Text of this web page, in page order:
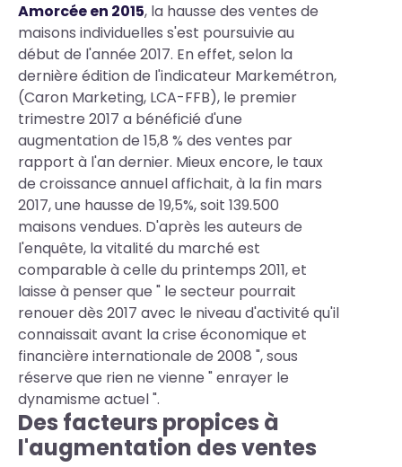
Amorcée en 2015, la hausse des ventes de
maisons individuelles s'est poursuivie au
début de l'année 2017. En effet, selon la
dernière édition de l'indicateur Markemétron,
(Caron Marketing, LCA-FFB), le premier
trimestre 2017 a bénéficié d'une
augmentation de 15,8 % des ventes par
rapport à l'an dernier. Mieux encore, le taux
de croissance annuel affichait, à la fin mars
2017, une hausse de 19,5%, soit 139.500
maisons vendues. D'après les auteurs de
l'enquête, la vitalité du marché est
comparable à celle du printemps 2011, et
laisse à penser que " le secteur pourrait
renouer dès 2017 avec le niveau d'activité qu'il
connaissait avant la crise économique et
financière internationale de 2008 ", sous
réserve que rien ne vienne " enrayer le
dynamisme actuel ".
Des facteurs propices à
l'augmentation des ventes